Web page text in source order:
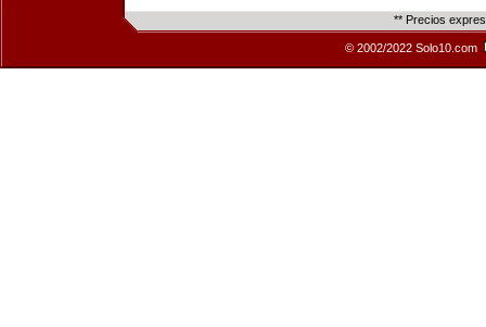
** Precios
© 2002/2022 Solo10.com